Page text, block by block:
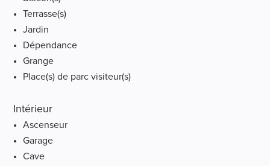
Terrasse(s)
Jardin
Dépendance
Grange
Place(s) de parc visiteur(s)
Intérieur
Ascenseur
Garage
Cave